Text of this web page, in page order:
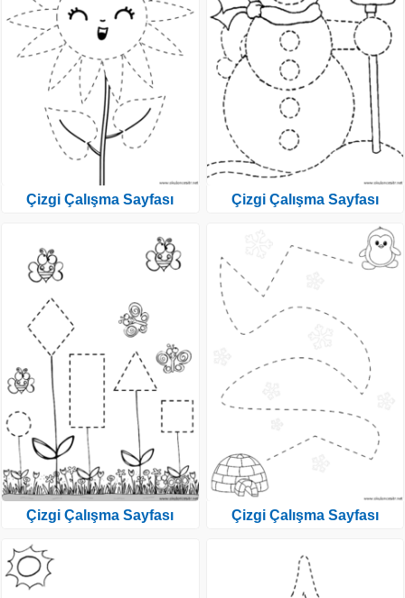
Çizgi Çalışma Sayfası
Çizgi Çalışma Sayfası
Çizgi Çalışma Sayfası
Çizgi Çalışma Sayfası